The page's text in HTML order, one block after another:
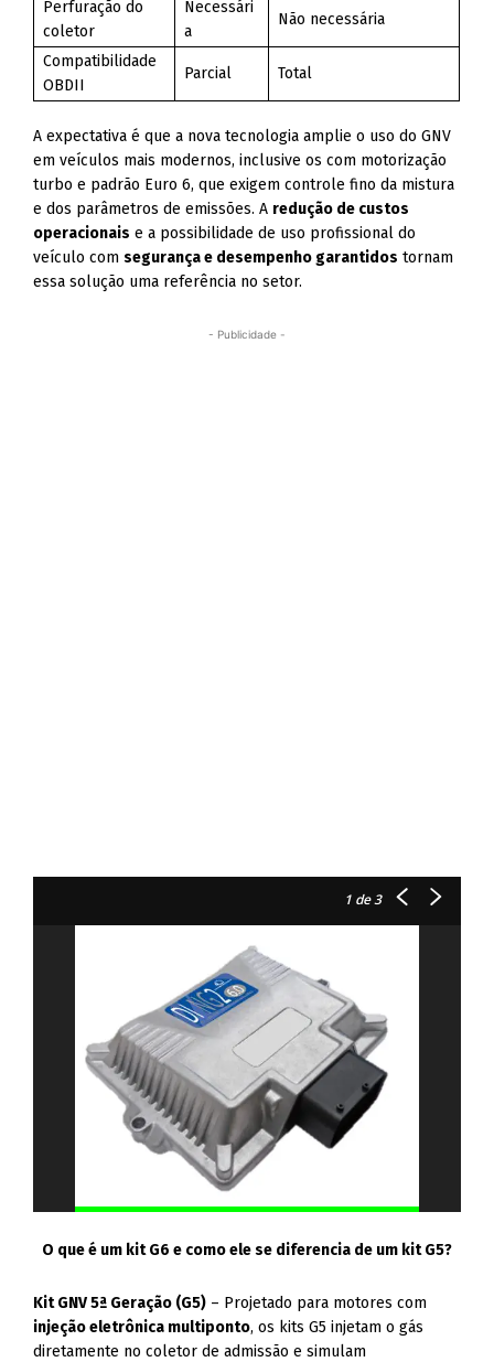
Perfuração do
coletor
Necessári
a
Não necessária
Compatibilidade
OBDII
Parcial Total
A expectativa é que a nova tecnologia amplie o uso do GNV
em veículos mais modernos, inclusive os com motorização
turbo e padrão Euro 6, que exigem controle fino da mistura
e dos parâmetros de emissões. A redução de custos
operacionais e a possibilidade de uso profissional do
veículo comsegurança e desempenho garantidos tornam
essa solução uma referência no setor.
- Publicidade -
1de 3
O que é um kit G6 e como ele se diferencia de um kit G5?
Kit GNV 5ª Geração (G5) – Projetado para motores com
injeção eletrônica multiponto, os kits G5 injetam o gás
diretamente no coletor de admissão e simulam